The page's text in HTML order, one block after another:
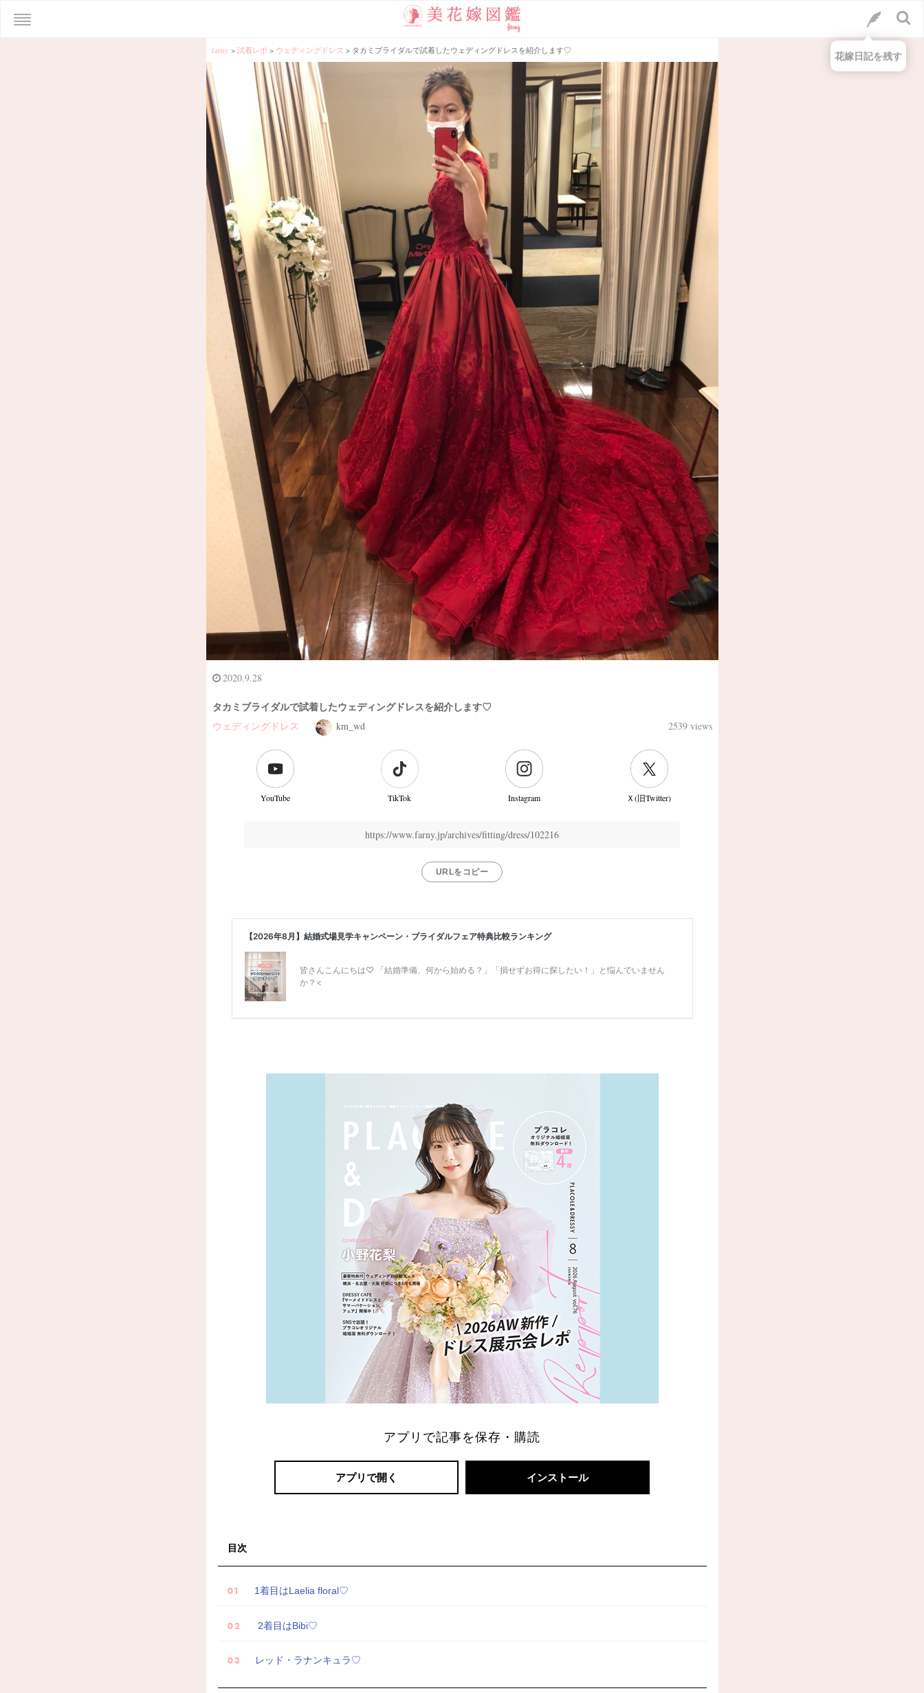
farny > 試着レポ > ウェディングドレス > タカミブライダルで試着したウェディングドレスを紹介します♡
2020.9.28
タカミブライダルで試着したウェディングドレスを紹介します♡
ウェディングドレス km_wd 2539 views
YouTube TikTok Instagram Ｘ(旧Twitter)
https://www.farny.jp/archives/fitting/dress/102216
URLをコピー
アプリで記事を保存・購読
アプリで開く インストール
目次
1着目はLaelia floral♡
2着目はBibi♡
レッド・ラナンキュラ♡
花嫁日記を残す